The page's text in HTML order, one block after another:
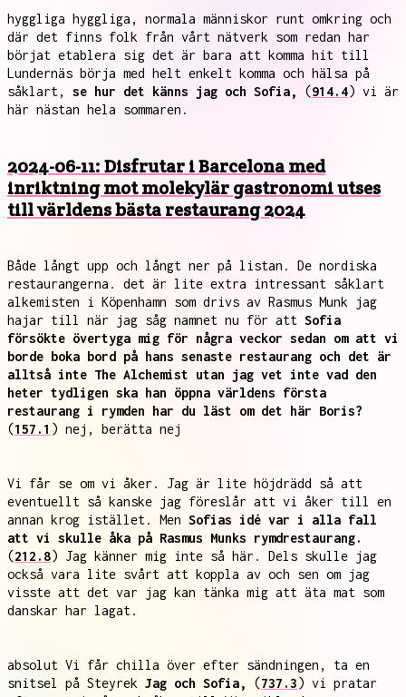
hyggliga hyggliga, normala människor runt omkring och
där det finns folk från vårt nätverk som redan har
börjat etablera sig det är bara att komma hit till
Lundernäs börja med helt enkelt komma och hälsa på
såklart, se hur det känns jag och Sofia, (914.4) vi är
här nästan hela sommaren.
2024-06-11: Disfrutar i Barcelona med
inriktning mot molekylär gastronomi utses
till världens bästa restaurang 2024
Både långt upp och långt ner på listan. De nordiska
restaurangerna. det är lite extra intressant såklart
alkemisten i Köpenhamn som drivs av Rasmus Munk jag
hajar till när jag såg namnet nu för att Sofia
försökte övertyga mig för några veckor sedan om att vi
borde boka bord på hans senaste restaurang och det är
alltså inte The Alchemist utan jag vet inte vad den
heter tydligen ska han öppna världens första
restaurang i rymden har du läst om det här Boris?
(157.1 ) nej, berätta nej
Vi får se om vi åker. Jag är lite höjdrädd så att
eventuellt så kanske jag föreslår att vi åker till en
annan krog istället. Men Sofias idé var i alla fall
att vi skulle åka på Rasmus Munks rymdrestaurang.
(212.8) Jag känner mig inte så här. Dels skulle jag
också vara lite svårt att koppla av och sen om jag
visste att det var jag kan tänka mig att äta mat som
danskar har lagat.
absolut Vi får chilla över efter sändningen, ta en
snitsel på Steyrek Jag och Sofia, (737.3) vi pratar